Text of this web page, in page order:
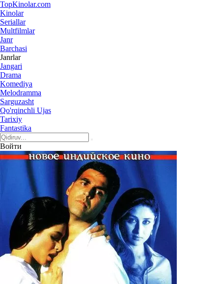
TopKinolar.com
Kinolar
Seriallar
Multfilmlar
Janr
Barchasi
Janrlar
Jangari
Drama
Komediya
Melodramma
Sarguzasht
Qo'rqinchli Ujas
Tarixiy
Fantastika
Войти